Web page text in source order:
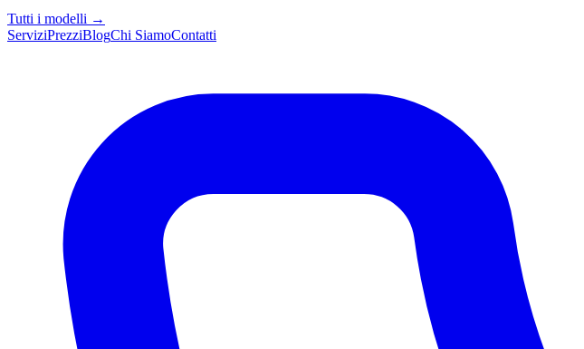
Tutti i modelli →
ServiziPrezziBlogChi SiamoContatti